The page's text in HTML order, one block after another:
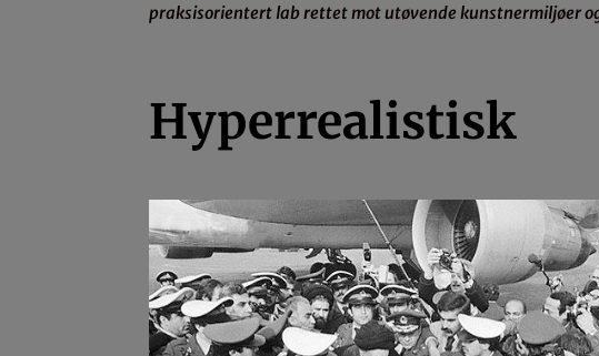
praksisorientert lab rettet mot utøvende kunstnermiljøer
Hyperrealistisk